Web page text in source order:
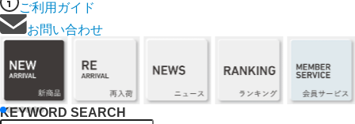
ご利用ガイド
お問い合わせ
KEYWORD SEARCH